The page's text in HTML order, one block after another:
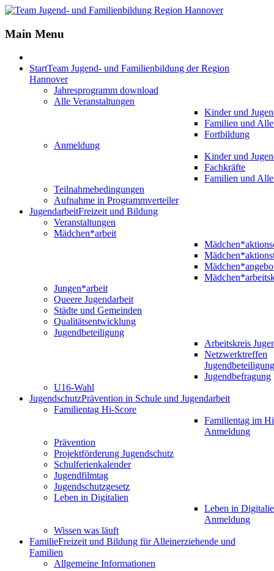
Main Menu
StartTeam Jugend- und Familienbildung der Region
Hannover
Jahresprogramm download
Alle Veranstaltungen
Kinder und
Familien und
Fortbildung
Anmeldung
Kinder und
Fachkräfte
Familien und
Teilnahmebedingungen
Aufnahme in Programmverteiler
JugendarbeitFreizeit und Bildung
Veranstaltungen
Mädchen*arbeit
Jungen*arbeit
Queere Jugendarbeit
Städte und Gemeinden
Qualitätsentwicklung
Jugendbeteiligung
Arbeitskreis
Netzwerktreffen
Jugendbeteiligung
Jugendbefragung
U16-Wahl
JugendschutzPrävention in Schule und Jugendarbeit
Familientag Hi-Score
Familientag im
Anmeldung
Prävention
Projektförderung Jugendschutz
Schulferienkalender
Jugendfilmtag
Jugendschutzgesetz
Leben in Digitalien
Leben in
Anmeldung
Wissen was läuft
FamilieFreizeit und Bildung für Alleinerziehende und
Familien
Allgemeine Informationen
Jahr
Monat
Jahr
Monat